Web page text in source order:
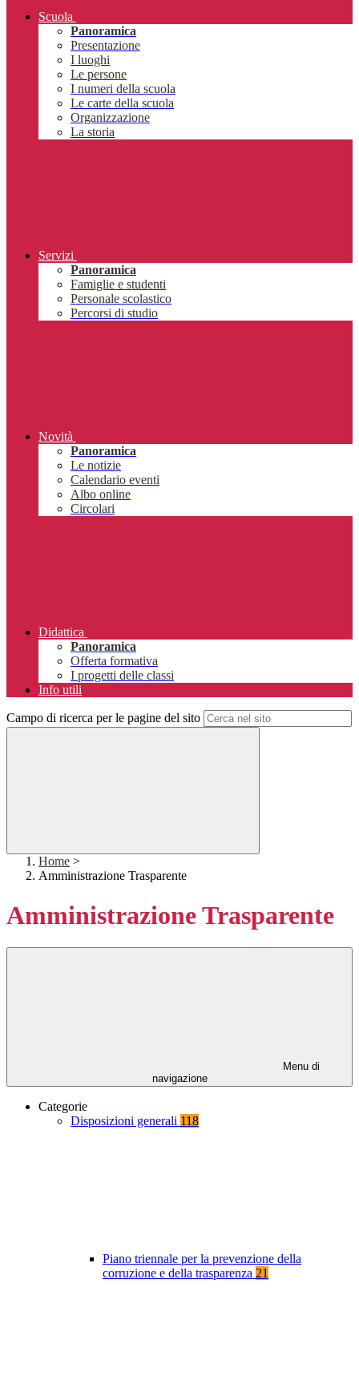
Scuola
Panoramica
Presentazione
I luoghi
Le persone
I numeri della scuola
Le carte della scuola
Organizzazione
La storia
Servizi
Panoramica
Famiglie e studenti
Personale scolastico
Percorsi di studio
Novità
Panoramica
Le notizie
Calendario eventi
Albo online
Circolari
Didattica
Panoramica
Offerta formativa
I progetti delle classi
Info utili
Campo di ricerca per le pagine del sito
Home >
Amministrazione Trasparente
Amministrazione Trasparente
Menu di
navigazione
Categorie
Disposizioni generali 118
Piano triennale per la prevenzione della
corruzione e della trasparenza 21